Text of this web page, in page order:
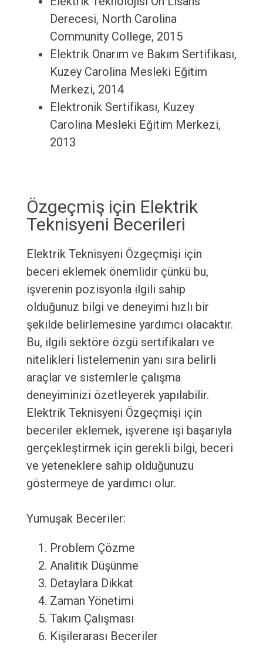
Derecesi, North Carolina
Community College, 2015
Elektrik Onarım ve Bakım Sertifikası,
Kuzey Carolina Mesleki Eğitim
Merkezi, 2014
Elektronik Sertifikası, Kuzey
Carolina Mesleki Eğitim Merkezi,
2013
Özgeçmiş için Elektrik
Teknisyeni Becerileri
Elektrik Teknisyeni Özgeçmişi için
beceri eklemek önemlidir çünkü bu,
işverenin pozisyonla ilgili sahip
olduğunuz bilgi ve deneyimi hızlı bir
şekilde belirlemesine yardımcı olacaktır.
Bu, ilgili sektöre özgü sertifikaları ve
nitelikleri listelemenin yanı sıra belirli
araçlar ve sistemlerle çalışma
deneyiminizi özetleyerek yapılabilir.
Elektrik Teknisyeni Özgeçmişi için
beceriler eklemek, işverene işi başarıyla
gerçekleştirmek için gerekli bilgi, beceri
ve yeteneklere sahip olduğunuzu
göstermeye de yardımcı olur.
Yumuşak Beceriler:
Problem Çözme
Analitik Düşünme
Detaylara Dikkat
Zaman Yönetimi
Takım Çalışması
Kişilerarası Beceriler